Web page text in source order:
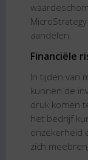
aandelen.
Financiële
In tijden van
kunnen de
druk komen
het bedrijf
onzekerheid
zich